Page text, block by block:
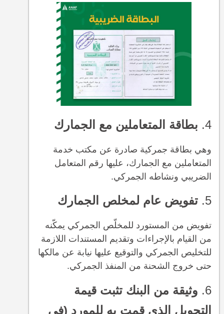
4. بطاقة المتعاملين مع الجمارك
وهي بطاقة جمركية صادرة عن مكتب خدمة
المتعاملين مع الجمارك، عليها رقم المتعامل
الضريبي ونشاطه الجمركي.
5. تفويض عام لمخلص الجمارك
تفويض من المستورد للمخلّص الجمركي يمكّنه
من القيام بالإجراءات وتقديم المستندات اللازمة
للتخليص الجمركي والتوقيع عليها نيابة عن مالكها
حتى خروج الشحنة من المنفذ الجمركي.
6. وثيقة من البنك تثبت قيمة
التحويل الذي قمت به للمورد (فى